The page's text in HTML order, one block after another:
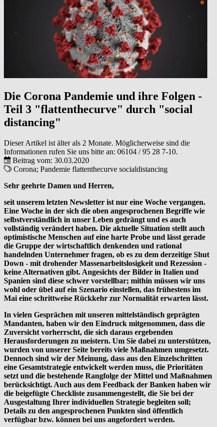
Die Corona Pandemie und ihre Folgen -
Teil 3 "flattenthecurve" durch "social
distancing"
Dieser Artikel ist älter als 2 Monate. Möglicherweise sind die
Informationen rufen Sie uns bitte an: 06104 / 95 28 7-10.
Beitrag vom: 30.03.2020
Corona; Pandemie flattenthecurve socialdistancing
Sehr geehrte Damen und Herren,
seit unserem letzten Newsletter ist nur eine Woche vergangen.
Eine Woche in der sich die oben angesprochenen Begriffe wie
selbstverständlich in unser Leben gedrängt und es auch
vollständig verändert haben. Die aktuelle Situation stellt auch
optimistische Menschen auf eine harte Probe und lässt gerade
die Gruppe der wirtschaftlich denkenden und rational
handelnden Unternehmer fragen, ob es zu dem derzeitige Shut
Down - mit drohender Massenarbeitslosigkeit und Rezession -
keine Alternativen gibt. Angesichts der Bilder in Italien und
Spanien sind diese schwer vorstellbar; mithin müssen wir uns
wohl oder übel auf ein Szenario einstellen, das frühestens im
Mai eine schrittweise Rückkehr zur Normalität erwarten lässt.
In vielen Gesprächen mit unseren mittelständisch geprägten
Mandanten, haben wir den Eindruck mitgenommen, dass die
Zuversicht vorherrscht, die sich daraus ergebenden
Herausforderungen zu meistern. Um Sie dabei zu unterstützen,
wurden von unserer Seite bereits viele Maßnahmen umgesetzt.
Dennoch sind wir der Meinung, dass aus den Einzelschritten
eine Gesamtstrategie entwickelt werden muss, die Prioritäten
setzt und die bestehende Rangfolge der Mittel und Maßnahmen
berücksichtigt. Auch aus dem Feedback der Banken haben wir
die beigefügte Checkliste zusammengestellt, die Sie bei der
Ausgestaltung Ihrer individuellen Strategie begleiten soll;
Details zu den angesprochenen Punkten sind öffentlich
verfügbar bzw. können bei uns angefordert werden.